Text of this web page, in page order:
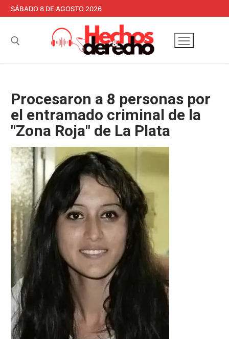
contenido
SÁBADO 8 DE AGOSTO 2026
Procesaron a 8 personas por
el entramado criminal de la
"Zona Roja" de La Plata